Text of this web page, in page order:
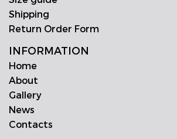
Shipping
Return Order Form
INFORMATION
Home
About
Gallery
News
Contacts